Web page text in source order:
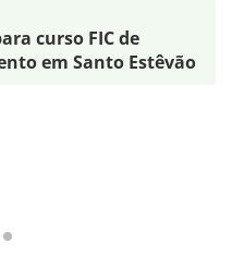
curso FIC de
em Santo Estêvão